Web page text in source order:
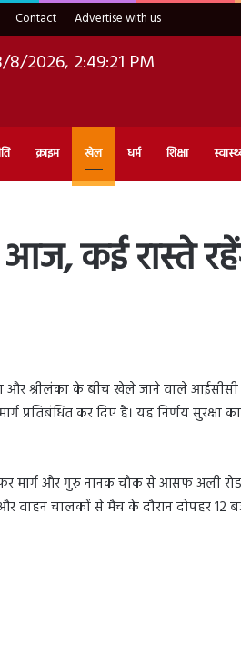
Contact Advertise with us
8/2026, 2:49:22 PM
क्राइम खेल धर्म शिक्षा
कई रास्ते
और श्रीलंका के बीच खेले जाने वाले आईसीसी
कर दिए हैं। यह निर्णय सुरक्षा
मार्ग और गुरु नानक चौक से आसफ अली
और वाहन चालकों से मैच के दौरान दोपहर